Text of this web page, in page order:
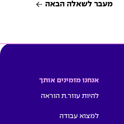
מעבר לשאלה הבאה
אנחנו מזמינים אותך
להיות עוזר.ת הוראה
למצוא עבודה